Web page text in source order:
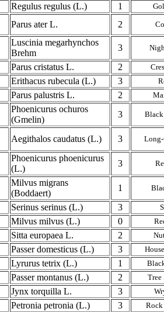
Regulus regulus (L.) 1
Parus ater L. 2
Luscinia megarhynchos
Brehm
3
Parus cristatus L. 2
Erithacus rubecula (L.) 3
Parus palustris L. 2
Phoenicurus ochuros
(Gmelin)
3
Aegithalos caudatus (L.) 3
Phoenicurus phoenicurus
(L.)
3
Milvus migrans
(Boddaert)
1
Serinus serinus (L.) 3
Milvus milvus (L.) 0
Sitta europaea L. 2
Passer domesticus (L.) 3
Lyrurus tetrix (L.) 1
Passer montanus (L.) 2 Tree
Jynx torquilla L. 3
Petronia petronia (L.) 3 Rock